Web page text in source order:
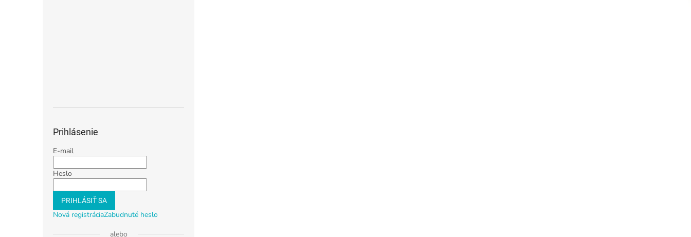
Prihlásenie
E-mail
Heslo
PRIHLÁSIŤ SA
Nová registráciaZabudnuté heslo
alebo